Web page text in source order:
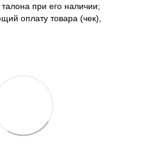
при его наличии;
оплату товара (чек),